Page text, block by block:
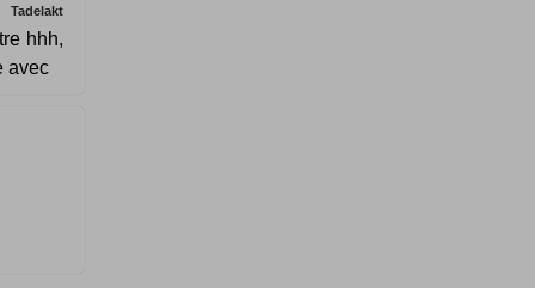
Tadelakt
hhh,
avec